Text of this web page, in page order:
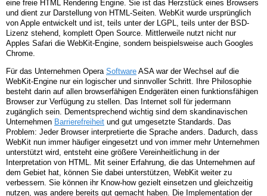
eine freie HTML Rendering Engine. Sie ist das Herzstück eines Browsers
und dient zur Darstellung von HTML-Seiten. WebKit wurde ursprünglich
von Apple entwickelt und ist, teils unter der LGPL, teils unter der BSD-
Lizenz stehend, komplett Open Source. Mittlerweile nutzt nicht nur
Apples Safari die WebKit-Engine, sondern beispielsweise auch Googles
Chrome.
Für das Unternehmen Opera Software ASA war der Wechsel auf die
WebKit-Engine nur ein logischer und sinnvoller Schritt. Ihre Philosophie
besteht darin auf allen browserfähigen Endgeräten einen funktionsfähigen
Browser zur Verfügung zu stellen. Das Internet soll für jedermann
zugänglich sein. Dementsprechend wichtig sind dem skandinavischen
Unternehmen Barrierefreiheit und gut umgesetzte Standards. Das
Problem: Jeder Browser interpretierte die Sprache anders. Dadurch, dass
WebKit nun immer häufiger eingesetzt und von immer mehr Unternehmen
unterstützt wird, entsteht eine größere Vereinheitlichung in der
Interpretation von HTML. Mit seiner Erfahrung, die das Unternehmen auf
dem Gebiet hat, können Sie dabei unterstützen, WebKit weiter zu
verbessern. Sie können ihr Know-how gezielt einsetzen und gleichzeitig
nutzen, was andere bereits gut gemacht haben. Die Implementation der